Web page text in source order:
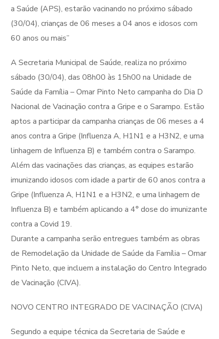
a Saúde (APS), estarão vacinando no próximo sábado
(30/04), crianças de 06 meses a 04 anos e idosos com
60 anos ou mais”
A Secretaria Municipal de Saúde, realiza no próximo
sábado (30/04), das 08h00 às 15h00 na Unidade de
Saúde da Família – Omar Pinto Neto campanha do Dia D
Nacional de Vacinação contra a Gripe e o Sarampo. Estão
aptos a participar da campanha crianças de 06 meses a 4
anos contra a Gripe (Influenza A, H1N1 e a H3N2, e uma
linhagem de Influenza B) e também contra o Sarampo.
Além das vacinações das crianças, as equipes estarão
imunizando idosos com idade a partir de 60 anos contra a
Gripe (Influenza A, H1N1 e a H3N2, e uma linhagem de
Influenza B) e também aplicando a 4° dose do imunizante
contra a Covid 19.
Durante a campanha serão entregues também as obras
de Remodelação da Unidade de Saúde da Família – Omar
Pinto Neto, que incluem a instalação do Centro Integrado
de Vacinação (CIVA).
NOVO CENTRO INTEGRADO DE VACINAÇÃO (CIVA)
Segundo a equipe técnica da Secretaria de Saúde e